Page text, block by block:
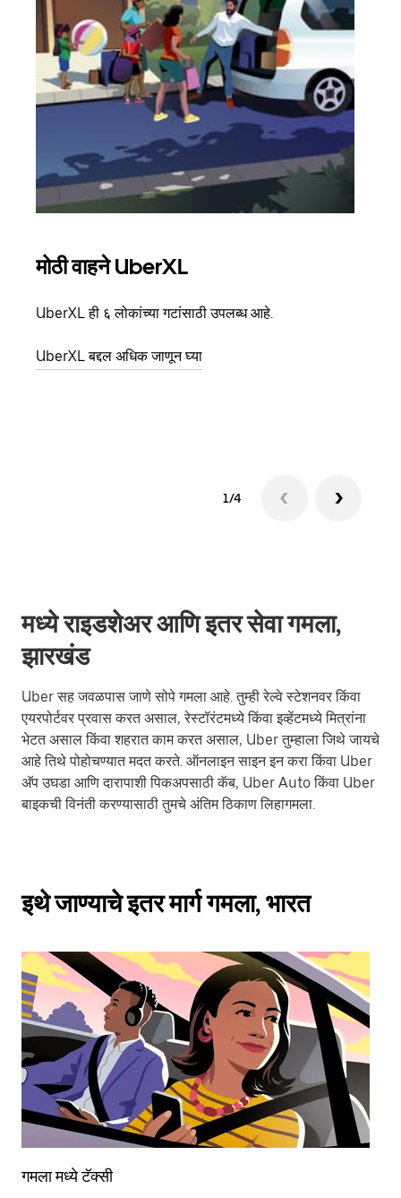
मोठी वाहने UberXL
UberXL ही ६ लोकांच्या गटांसाठी उपलब्ध आहे.
UberXL बद्दल अधिक जाणून घ्या
1/4
मध्ये राइडशेअर आणि इतर सेवा गमला,
झारखंड
Uber सह जवळपास जाणे सोपे गमला आहे. तुम्ही रेल्वे स्टेशनवर किंवा
एयरपोर्टवर प्रवास करत असाल, रेस्टॉरंटमध्ये किंवा इव्हेंटमध्ये मित्रांना
भेटत असाल किंवा शहरात काम करत असाल, Uber तुम्हाला जिथे जायचे
आहे तिथे पोहोचण्यात मदत करते. ऑनलाइन साइन इन करा किंवा Uber
अ‍ॅप उघडा आणि दारापाशी पिकअपसाठी कॅब, Uber Auto किंवा Uber
बाइकची विनंती करण्यासाठी तुमचे अंतिम ठिकाण लिहागमला.
इथे जाण्याचे इतर मार्ग गमला, भारत
गमला मध्ये टॅक्सी